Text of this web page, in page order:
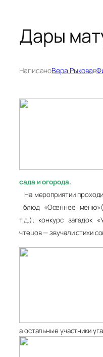
Дары
НаписаноВера Рыковав
сада и огорода.
На мероприятии
блюд «Осеннее
т.д.); конкурс загадок
чтецов — звучали стихи
а остальные участники